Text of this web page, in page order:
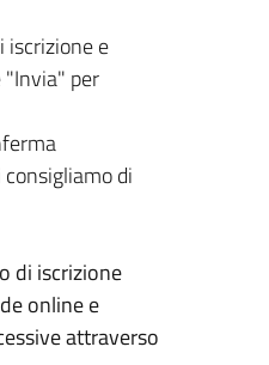
e
"Invia" per
di
di iscrizione
online e
attraverso